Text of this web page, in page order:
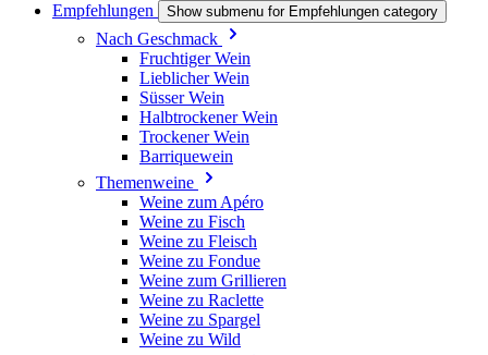
Empfehlungen
Show submenu for Empfehlungen category
Nach Geschmack
Fruchtiger Wein
Lieblicher Wein
Süsser Wein
Halbtrockener Wein
Trockener Wein
Barriquewein
Themenweine
Weine zum Apéro
Weine zu Fisch
Weine zu Fleisch
Weine zu Fondue
Weine zum Grillieren
Weine zu Raclette
Weine zu Spargel
Weine zu Wild